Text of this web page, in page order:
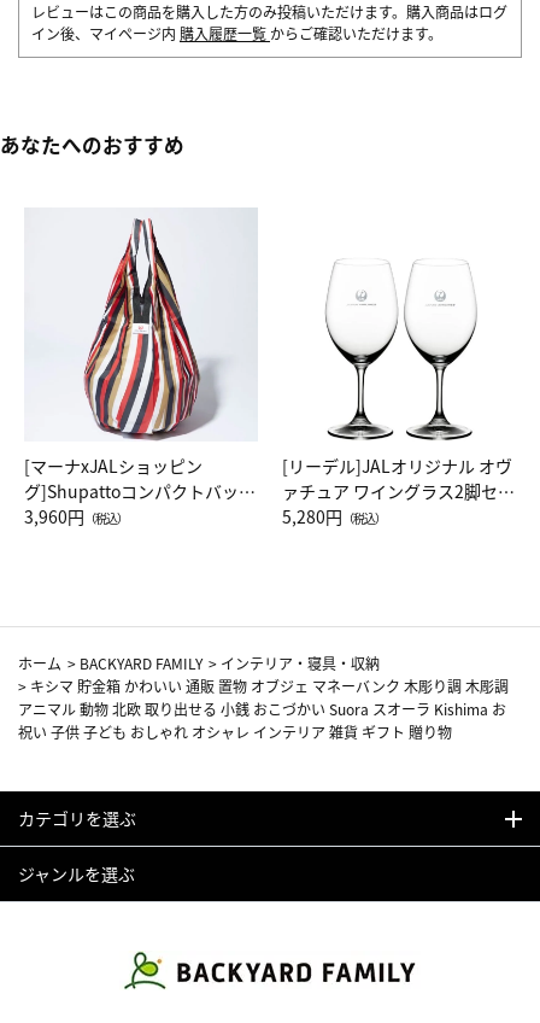
レビューはこの商品を購入した方のみ投稿いただけます。購入商品はログ
イン後、マイページ内 購入履歴一覧 からご確認いただけます。
あなたへのおすすめ
[マーナxJALショッピン
グ]Shupattoコンパクトバッグ
Drop JAL客室乗務員（LC）ス
3,960円 （税込）
[リーデル]JALオリジナル オヴ
ァチュア ワイングラス2脚セッ
ト（レッドワイン）
5,280円 （税込）
ホーム > BACKYARD FAMILY > インテリア・寝具・収納
> キシマ 貯金箱 かわいい 通販 置物 オブジェ マネーバンク 木彫り調 木彫調
アニマル 動物 北欧 取り出せる 小銭 おこづかい Suora スオーラ Kishima お
祝い 子供 子ども おしゃれ オシャレ インテリア 雑貨 ギフト 贈り物
カテゴリを選ぶ
ジャンルを選ぶ